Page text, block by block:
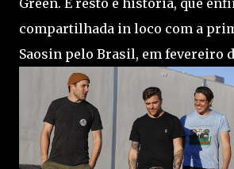
Green. E resto é história, que
compartilhada in loco com a
Saosin pelo Brasil, em fevereiro